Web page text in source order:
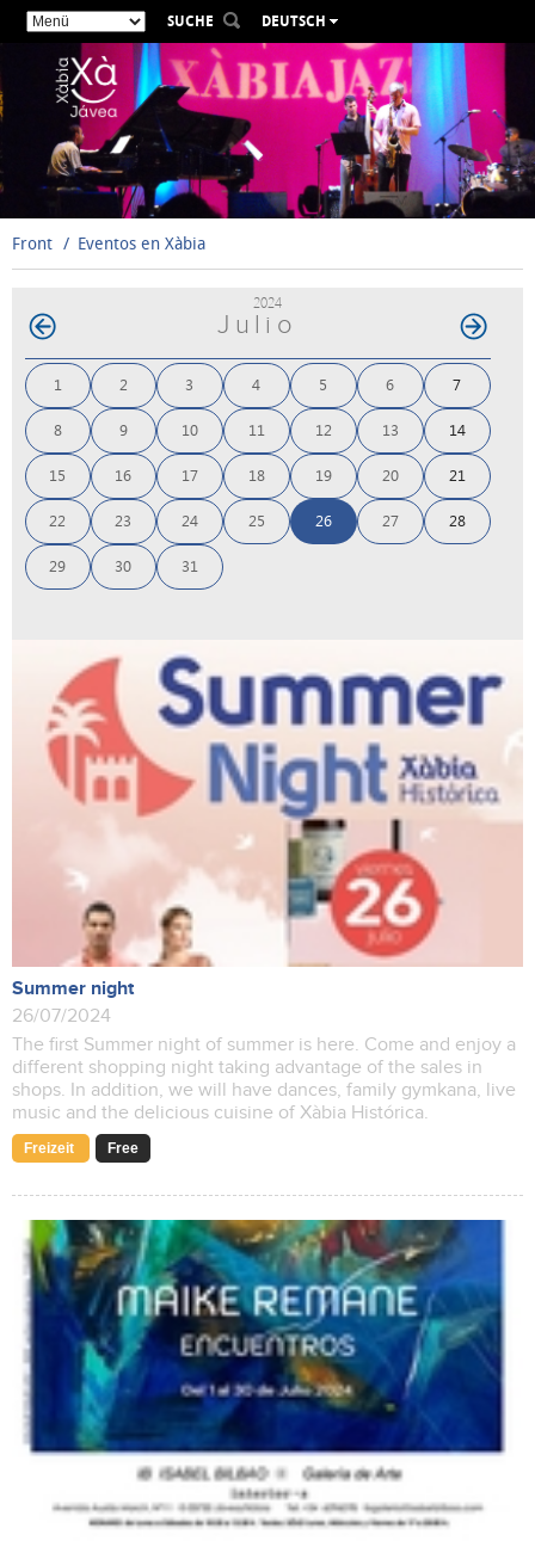
SUCHE
DEUTSCH
ESPAÑOL
VALENCIÀ
FRANÇAIS
РУССКИЙ
Front Eventos en Xàbia
2024
Julio
1 2 3 4 5 6 7
8 9 10 11 12 13 14
15 16 17 18 19 20 21
22 23 24 25 26 27 28
29 30 31
Summer night
26/07/2024
The first Summer night of summer is here. Come and enjoy a
different shopping night taking advantage of the sales in
shops. In addition, we will have dances, family gymkana, live
music and the delicious cuisine of Xàbia Histórica.
Freizeit Free